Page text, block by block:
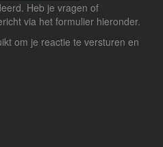
Heb je vragen of
via het formulier hieronder.
om je reactie te versturen en